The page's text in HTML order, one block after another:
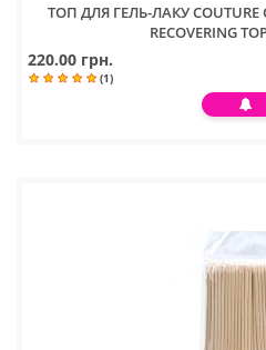
ТОП ДЛЯ ГЕЛЬ-ЛАКУ COUTURE
RECOVERING
220.00 грн.
(1)